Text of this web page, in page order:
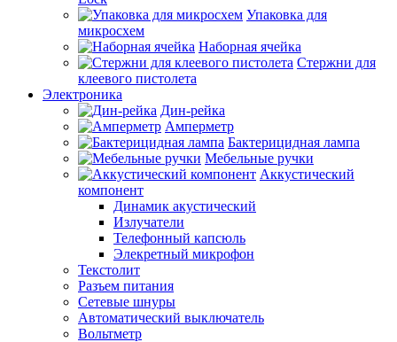
Упаковка для
микросхем
Наборная ячейка
Стержни для
клеевого пистолета
Электроника
Дин-рейка
Амперметр
Бактерицидная лампа
Мебельные ручки
Аккустический
компонент
Динамик акустический
Излучатели
Телефонный капсюль
Элекретный микрофон
Текстолит
Разъем питания
Сетевые шнуры
Автоматический выключатель
Вольтметр